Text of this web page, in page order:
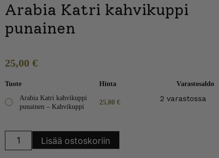
Arabia Katri kahvikuppi
punainen
25,00 €
Tuote Hinta
Varastosaldo
Arabia Katri kahvikuppi
punainen – Kahvikuppi
25,00€ 2 varastossa
Lisää ostoskoriin